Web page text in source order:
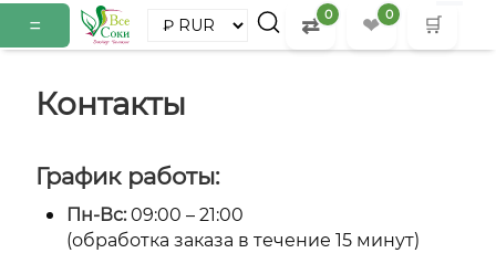
= ⇄ 0 ❤ 0 🛒
Контакты
График работы:
Пн-Вс: 09:00 – 21:00
(обработка заказа в течение 15 минут)